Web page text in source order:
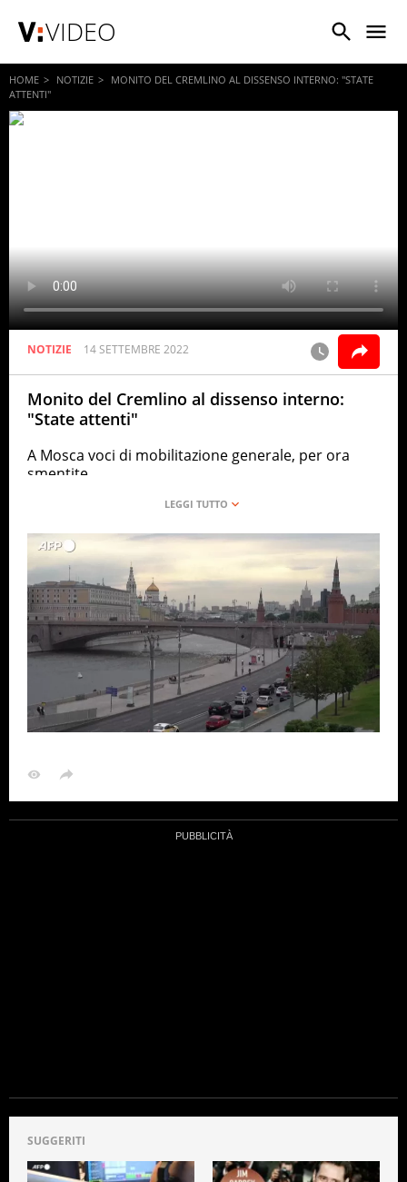
VIDEO
HOME NOTIZIE
MONITO DEL CREMLINO AL DISSENSO INTERNO: "STATE
ATTENTI"
NOTIZIE 14 SETTEMBRE 2022
Monito del Cremlino al dissenso interno:
"State attenti"
A Mosca voci di mobilitazione generale, per ora
smentite
SUGGERITI